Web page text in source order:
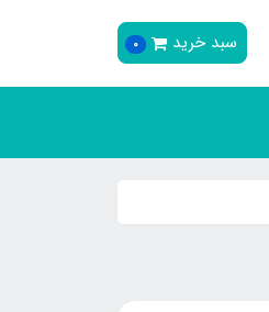
سبد خرید 0